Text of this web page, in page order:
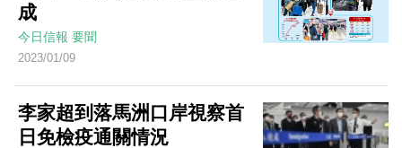
成
今日信報 要聞
2023/01/09
李家超到落馬洲口岸視察首
日免檢疫通關情況